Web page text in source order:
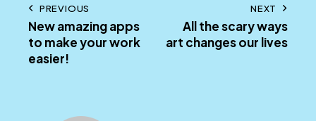
Post
navigation
PREVIOUS
New amazing apps
to make your work
easier!
NEXT
All the scary ways
art changes our lives